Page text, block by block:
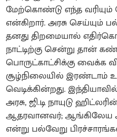
மேற்கொண்டு எந்த வரியும்
என்கிறார். அரசு செய்யும்
தனது திறமையால்
நாட்டிற்கு சென்று தான்
பொருட்காட்சிக்கு வைக்க
சூழ்நிலையில் இரண்டாம்
வெடிக்கின்றது.
அரசு, ஜி.டி நாயுடு
ஆதரவானவர்; ஆங்கிலேய
என்று பல்வேறு